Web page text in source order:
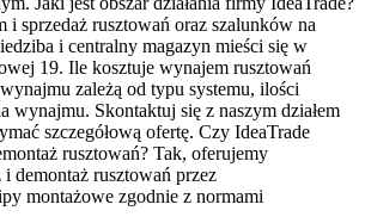
i sprzedaż rusztowań oraz szalunków na
i centralny magazyn mieści się w
19. Ile kosztuje wynajem rusztowań
zależą od typu systemu, ilości
wynajmu. Skontaktuj się z naszym działem
szczegółową ofertę. Czy IdeaTrade
rusztowań? Tak, oferujemy
demontaż rusztowań przez
montażowe zgodnie z normami